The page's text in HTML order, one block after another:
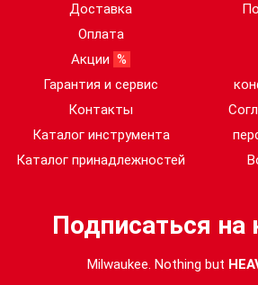
Доставка
Оплата
Акции %
Гарантия и сервис
Контакты
Каталог инструмента
Каталог принадлежностей
Подписаться на
Milwaukee. Nothing but